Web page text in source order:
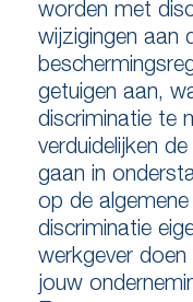
worden met
wijzigingen aan
getuigen aan,
discriminatie te
verduidelijken
gaan in
op de
discriminatie
werkgever
jouw